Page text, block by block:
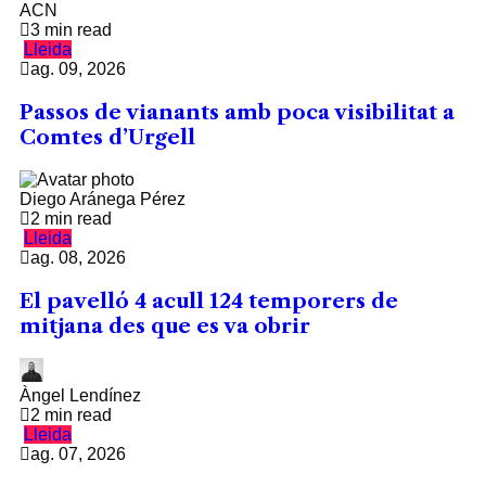
ACN
3 min read
Lleida
ag. 09, 2026
Passos de vianants amb poca visibilitat a
Comtes d’Urgell
Diego Aránega Pérez
2 min read
Lleida
ag. 08, 2026
El pavelló 4 acull 124 temporers de
mitjana des que es va obrir
Àngel Lendínez
2 min read
Lleida
ag. 07, 2026